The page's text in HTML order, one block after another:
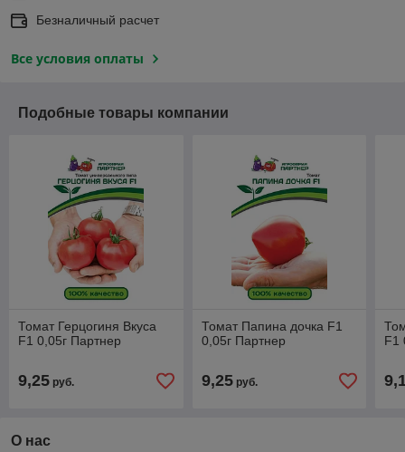
Безналичный расчет
Все условия оплаты
Подобные товары компании
Томат Герцогиня Вкуса
F1 0,05г Партнер
9,25 руб.
Томат Папина дочка F1
0,05г Партнер
9,25руб.
F1
О нас